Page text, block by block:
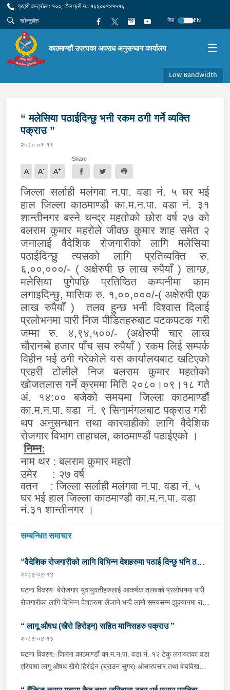
प्रहरी कन्ट्रोल : १००, टोल फ्री नं.: १६६००१४१५१६
नेपा
EN
काठमाण्डौं उपत्यका अपराध अनुसन्धान कार्यालय
Low Bandwidth
“ मलेसिया पठाईदिन्छु भनी रकम ठगी गर्ने व्यक्ति
पक्राउ ”
२०८०-०९-१९
A A- A+
Share
जिल्ला सर्लाही मलंगवा न.पा. वडा नं. ५ घर भई
हाल जिल्ला काठमाण्डौ का.म.न.पा. वडा नं. ३१
शान्तीनगर बस्ने चन्द्र महतोको छोरा वर्ष २७ को
बलराम कुमार महरोले जीवछ कुमार शाह समेत २
जनालाई वैदेशिक रोजगारीको लागि मलेसिया
पठाईदिन्छु त्यसको लागि प्रतिव्यक्ति रु.
६,००,०००/- ( अक्षेरुपी छ लाख रुपैयाँ ) लाग्छ,
मलेसिया पुगेपछि प्रतिष्ठित कम्पनीमा काम
लगाइदिन्छु, मासिक रु. १,००,०००/-( अक्षेरुपी एक
लाख रुपैयाँ ) तलव हुन्छ भनी विश्वास दिलाई
प्रलोभनमा पारी निज पीडितहरुबाट पटकपटक गरी
जम्मा रु. ४,९४,५००/- (अक्षेरुपी चार लाख
चौरानब्बे हजार पाँच सय रुपैयाँ ) रकम लिई सम्पर्क
विहीन भई ठगी गरेकोले यस कार्यालयबाट खटिएको
प्रहरी टोलीले निज बलराम कुमार महतोको
खोजतलास गर्ने क्रममा मिति २०८०।०९।१८ गते
अं. १४:०० बजेको समयमा जिल्ला काठमाण्डौं
का.म.न.पा. वडा नं. ९ सिनामंगलबाट पक्राउ गरी
थप अनुसन्धान तथा कारवाहीको लागि वैदेशिक
रोजगार विभाग ताहाचल, काठमाण्डौं पठाईएको ।
निम्न:
नाम थर : बलराम कुमार महतो
उमेर : २७ वर्ष
वतन : जिल्ला सर्लाही मलंगवा न.पा. वडा नं. ५
घर भई हाल जिल्ला काठमाण्डौ का.म.न.पा. वडा
नं.३१ शान्तीनगर ।
सम्बन्धित समाचार
“वैदेशिक रोजगारीको लागि विभिन्न देशहरुमा पठाई दिन्छु भनि ठगी
गर्ने व्यक्तिहरु पक्राउ"
२०८३-०४-१४
घटना विवरणः बेरोजगार युवायुवतीहरुलाई आकर्षक तलबको प्रलोभनमा पारी
रोजगारीका लागि विभिन्न देशहरुमा लैजाने भन्दै लामो समयसम्म झुक्यानमा राखि
अनुसन्धान हुँदा विदेश पठाउने भनि ठगी गर्ने निम्न प्रतिवादीहरुलाई काठमाडौं
उपत्यकाका विभिन्न स्थानहरुबाट पक्राउ गरी थप अनुसन्धान तथा आवश्यक
कारवाहीको लागि वैदेशिक रोजगार विभाग ताहाचल, काठमाडौं पठाईएको ।
पक्राउ व्यक्तिहरुको विवरणः-१. नाम थर :- पवन कुमार के.सी.
“ लागू औषध (खैरो हिरोइन) सहित मानिसहरु पक्राउ ”
२०८३-०४-१३
घटना विवरण:-जिल्ला काठमाण्डौं का.म.न.पा. वडा नं. १२ टेकु लगायतका वडा
एरियामा लागू औषध खैरो हिरोईन (ब्राउन सुगर) ओसारपसार तथा वेचविखन